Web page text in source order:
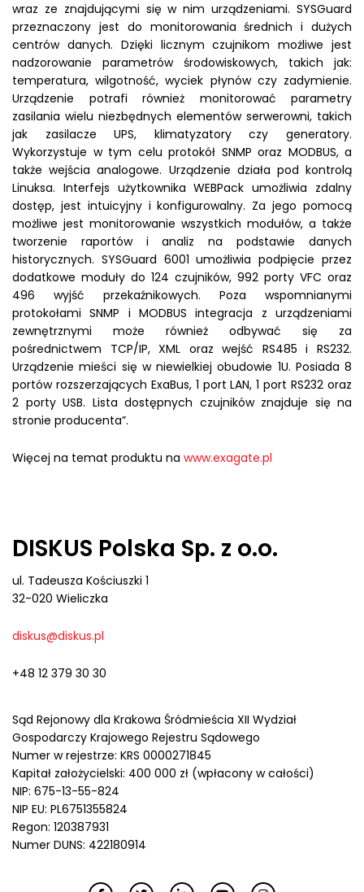
wraz ze znajdującymi się w nim urządzeniami. SYSGuard
przeznaczony jest do monitorowania średnich i dużych
centrów danych. Dzięki licznym czujnikom możliwe jest
nadzorowanie parametrów środowiskowych, takich jak:
temperatura, wilgotność, wyciek płynów czy zadymienie.
Urządzenie potrafi również monitorować parametry
zasilania wielu niezbędnych elementów serwerowni, takich
jak zasilacze UPS, klimatyzatory czy generatory.
Wykorzystuje w tym celu protokół SNMP oraz MODBUS, a
także wejścia analogowe. Urządzenie działa pod kontrolą
Linuksa. Interfejs użytkownika WEBPack umożliwia zdalny
dostęp, jest intuicyjny i konfigurowalny. Za jego pomocą
możliwe jest monitorowanie wszystkich modułów, a także
tworzenie raportów i analiz na podstawie danych
historycznych. SYSGuard 6001 umożliwia podpięcie przez
dodatkowe moduły do 124 czujników, 992 porty VFC oraz
496 wyjść przekaźnikowych. Poza wspomnianymi
protokołami SNMP i MODBUS integracja z urządzeniami
zewnętrznymi może również odbywać się za
pośrednictwem TCP/IP, XML oraz wejść RS485 i RS232.
Urządzenie mieści się w niewielkiej obudowie 1U. Posiada 8
portów rozszerzających ExaBus, 1 port LAN, 1 port RS232 oraz
2 porty USB. Lista dostępnych czujników znajduje się na
stronie producenta”.
Więcej na temat produktu na www.exagate.pl
DISKUS Polska Sp. z o.o.
ul. Tadeusza Kościuszki 1
32-020 Wieliczka
diskus@diskus.pl
+48 12 379 30 30
Sąd Rejonowy dla Krakowa Śródmieścia XII Wydział
Gospodarczy Krajowego Rejestru Sądowego
Numer w rejestrze: KRS 0000271845
Kapitał założycielski: 400 000 zł (wpłacony w całości)
NIP: 675-13-55-824
NIP EU: PL6751355824
Regon: 120387931
Numer DUNS: 422180914